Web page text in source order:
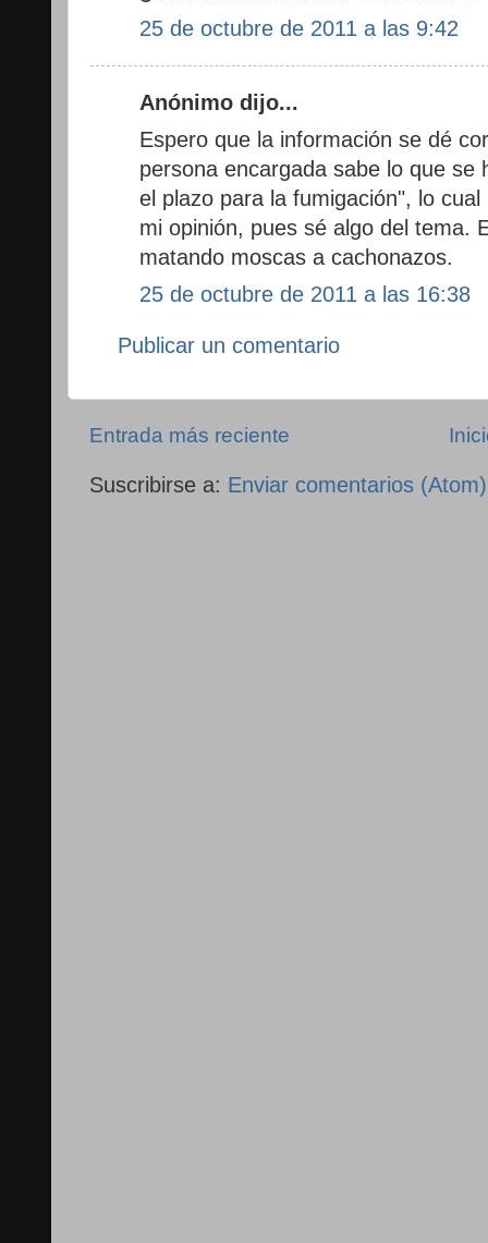
25 de octubre de 2011 a las 9:42
Anónimo dijo...
Espero que la información se dé
persona encargada sabe lo que se
el plazo para la fumigación", lo
mi opinión, pues sé algo del tema.
matando moscas a cachonazos.
25 de octubre de 2011 a las 16:38
Publicar un comentario
Entrada más reciente
Suscribirse a: Enviar comentarios (Atom)